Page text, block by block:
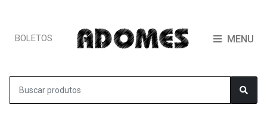
BOLETOS MENU